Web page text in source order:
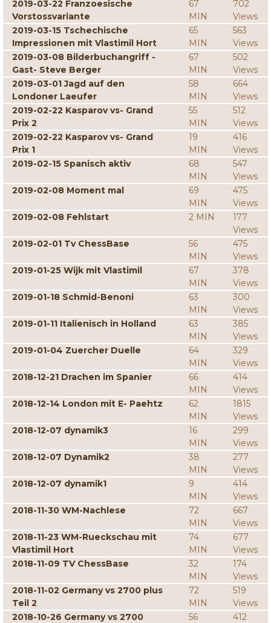
2019-03-22 Franzoesische
Vorstossvariante
67
MIN
702
Views
2019-03-15 Tschechische
Impressionen mit Vlastimil Hort
65
MIN
563
Views
2019-03-08 Bilderbuchangriff -
Gast- Steve Berger
67
MIN
502
Views
2019-03-01 Jagd auf den
Londoner Laeufer
58
MIN
664
Views
2019-02-22 Kasparov vs- Grand
Prix 2
55
MIN
512
Views
2019-02-22 Kasparov vs- Grand
Prix 1
19
MIN
416
Views
2019-02-15 Spanisch aktiv
68
MIN
547
Views
2019-02-08 Moment mal
69
MIN
475
Views
2019-02-08 Fehlstart
2 MIN
177
Views
2019-02-01 Tv ChessBase
56
MIN
475
Views
2019-01-25 Wijk mit Vlastimil
67
MIN
378
Views
2019-01-18 Schmid-Benoni
63
MIN
300
Views
2019-01-11 Italienisch in Holland
63
MIN
385
Views
2019-01-04 Zuercher Duelle
64
MIN
329
Views
2018-12-21 Drachen im Spanier
66
MIN
414
Views
2018-12-14 London mit E- Paehtz
62
MIN
1815
Views
2018-12-07 dynamik3
16
MIN
299
Views
2018-12-07 Dynamik2
38
MIN
277
Views
2018-12-07 dynamik1
9
MIN
414
Views
2018-11-30 WM-Nachlese
72
MIN
667
Views
2018-11-23 WM-Rueckschau mit
Vlastimil Hort
74
MIN
677
Views
2018-11-09 TV ChessBase
32
MIN
174
Views
2018-11-02 Germany vs 2700 plus
Teil 2
72
MIN
519
Views
2018-10-26 Germany vs 2700
56
412